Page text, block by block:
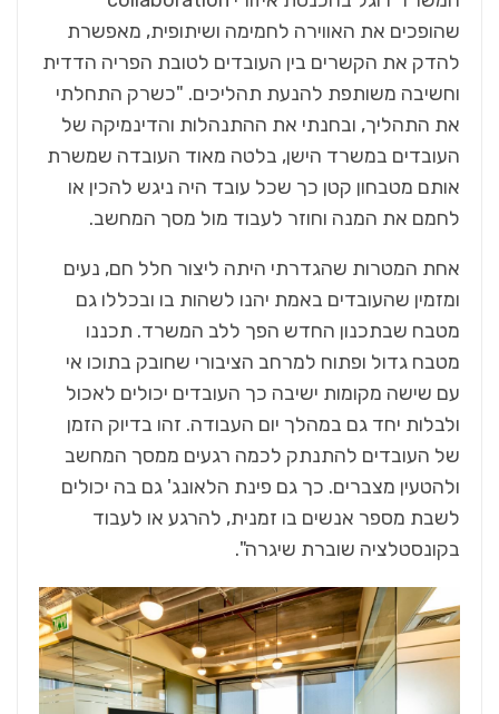
שהופכים את האווירה לחמימה ושיתופית, מאפשרת
להדק את הקשרים בין העובדים לטובת הפריה הדדית
וחשיבה משותפת להנעת תהליכים. "כשרק התחלתי
את התהליך, ובחנתי את ההתנהלות והדינמיקה של
העובדים במשרד הישן, בלטה מאוד העובדה שמשרת
אותם מטבחון קטן כך שכל עובד היה ניגש להכין או
לחמם את המנה וחוזר לעבוד מול מסך המחשב.
אחת המטרות שהגדרתי היתה ליצור חלל חם, נעים
ומזמין שהעובדים באמת יהנו לשהות בו ובכללו גם
מטבח שבתכנון החדש הפך ללב המשרד. תכננו
מטבח גדול ופתוח למרחב הציבורי שחובק בתוכו אי
עם שישה מקומות ישיבה כך העובדים יכולים לאכול
ולבלות יחד גם במהלך יום העבודה. זהו בדיוק הזמן
של העובדים להתנתק לכמה רגעים ממסך המחשב
ולהטעין מצברים. כך גם פינת הלאונג' גם בה יכולים
לשבת מספר אנשים בו זמנית, להרגע או לעבוד
בקונסטלציה שוברת שיגרה".